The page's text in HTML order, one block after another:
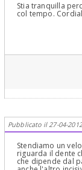
Stia tranquilla
col tempo.
Pubblicato il 27-04-2012
Stendiamo un
riguarda il dente
che dipende dal